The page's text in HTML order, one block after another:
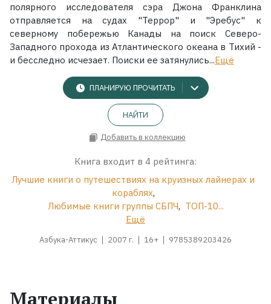
полярного исследователя сэра Джона Франклина
отправляется на судах "Террор" и "Эребус" к
северному побережью Канады на поиск Северо-
Западного прохода из Атлантического океана в Тихий -
и бесследно исчезает. Поиски ее затянулись...Ещё
ПЛАНИРУЮ ПРОЧИТАТЬ
НАЙТИ
Добавить в коллекцию
Книга входит в 4 рейтинга:
Лучшие книги о путешествиях на круизных лайнерах и
кораблях,
Любимые книги группы СБПЧ, ТОП-10...
Ещё
Азбука-Аттикус 2007 г. 16+ 9785389203426
Материалы